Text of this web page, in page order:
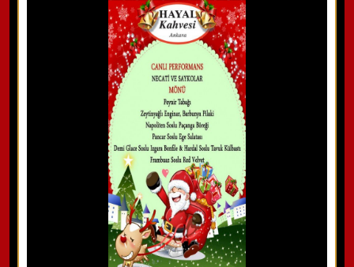
WhatsApp ile Bilgi Alın
Hemen Arayın
Detaylı Bilgi Alın